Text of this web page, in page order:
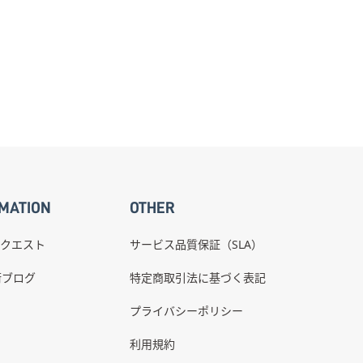
エスト
ログ
OTHER
サービス品質保証（SLA）
特定商取引法に基づく表記
プライバシーポリシー
利用規約